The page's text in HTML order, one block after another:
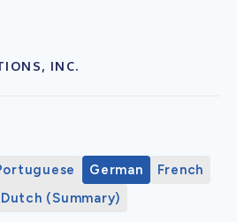
INC.
German
French
Dutch (Summary)